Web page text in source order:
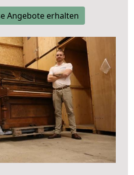
Angebote erhalten